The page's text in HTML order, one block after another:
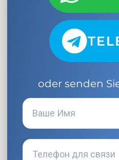
oder senden